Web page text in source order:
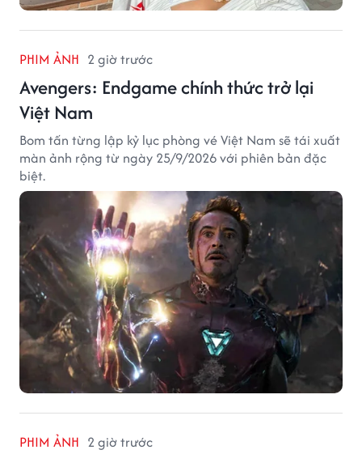
PHIM ẢNH 2 giờ trước
Avengers: Endgame chính thức trở lại
Việt Nam
Bom tấn từng lập kỷ lục phòng vé Việt Nam sẽ tái xuất
màn ảnh rộng từ ngày 25/9/2026 với phiên bản đặc
biệt.
PHIM ẢNH 2 giờ trước